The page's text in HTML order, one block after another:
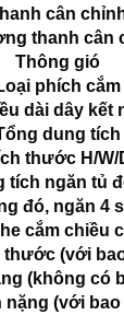
cân
thanh cân
Thông gió
phích cắm
dài dây kết
dung tích
thước H/W/
tích ngăn tủ
đó, ngăn 4
cắm chiều
thước (với
(không có
nặng (với bao